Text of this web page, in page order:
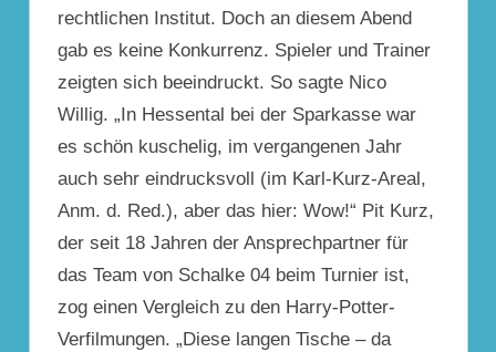
rechtlichen Institut. Doch an diesem Abend
gab es keine Konkurrenz. Spieler und Trainer
zeigten sich beeindruckt. So sagte Nico
Willig. „In Hessental bei der Sparkasse war
es schön kuschelig, im vergangenen Jahr
auch sehr eindrucksvoll (im Karl-Kurz-Areal,
Anm. d. Red.), aber das hier: Wow!“ Pit Kurz,
der seit 18 Jahren der Ansprechpartner für
das Team von Schalke 04 beim Turnier ist,
zog einen Vergleich zu den Harry-Potter-
Verfilmungen. „Diese langen Tische – da